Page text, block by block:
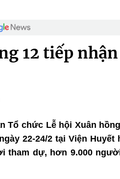
12 tiếp
Tổ chức Lễ hội Xuân
22-24/2 tại Viện Huyết
tham dự, hơn 9.000